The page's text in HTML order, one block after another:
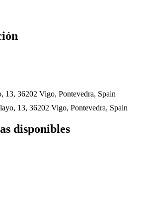
13, 36202 Vigo, Pontevedra, Spain
13, 36202 Vigo, Pontevedra, Spain
disponibles